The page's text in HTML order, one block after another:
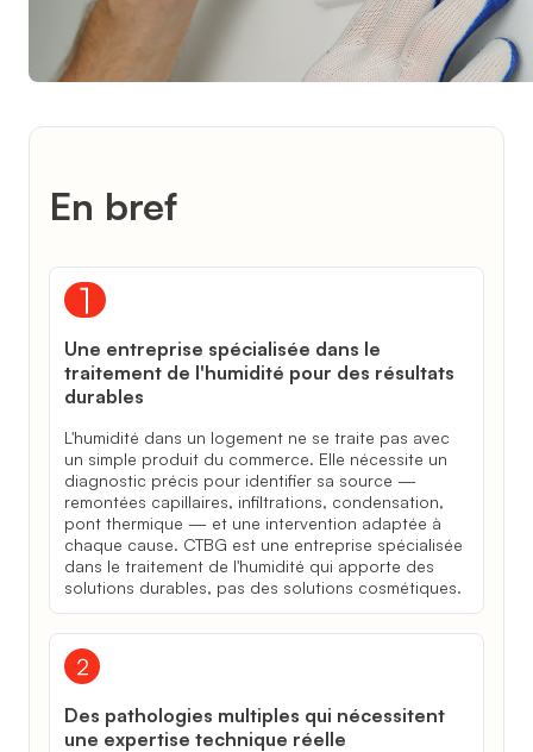
En bref
Une entreprise spécialisée dans le
traitement de l'humidité pour des résultats
durables
L'humidité dans un logement ne se traite pas avec
un simple produit du commerce. Elle nécessite un
diagnostic précis pour identifier sa source —
remontées capillaires, infiltrations, condensation,
pont thermique — et une intervention adaptée à
chaque cause. CTBG est une entreprise spécialisée
dans le traitement de l'humidité qui apporte des
solutions durables, pas des solutions cosmétiques.
Des pathologies multiples qui nécessitent
une expertise technique réelle